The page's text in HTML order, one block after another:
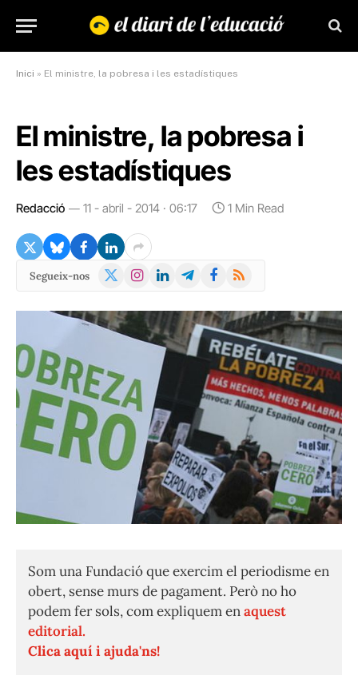
Inici » El ministre, la pobresa i les estadístiques
El ministre, la pobresa i
les estadístiques
Redacció 11 - abril - 2014 · 06:17 1 Min Read
Segueix-nos
X
Instagram
LinkedInTelegramFacebook
RSS
Som una Fundació que exercim el periodisme en
obert, sense murs de pagament. Però no ho
podem fer sols, com expliquem enaquest
editorial.
Clica aquí i ajuda'ns!